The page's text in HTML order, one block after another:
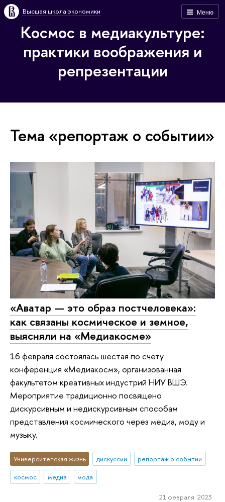
Меню
Высшая школа экономики
Космос в медиакультуре:
практики воображения и
репрезентации
Тема «репортаж о событии»
«Аватар — это образ постчеловека»:
как связаны космическое и земное,
выясняли на «Медиакосме»
16 февраля состоялась шестая по счету
конференция «Медиакосм», организованная
факультетом креативных индустрий НИУ ВШЭ.
Мероприятие традиционно посвящено
дискурсивным и недискурсивным способам
представления космического через медиа, моду и
музыку.
Университетская жизнь дискуссии
репортаж о событии
космос
медиа мода
21 февраля 2023